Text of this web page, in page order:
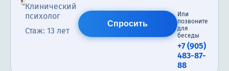
Клинический
психолог
Стаж: 13 лет
Спросить
Или
позвоните
для
беседы
+7 (905)
483-87-
88